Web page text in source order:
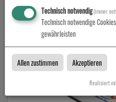
Acrylglas - 3 mmTechnisch notwendig(immer
Technisch notwendige
gewährleisten
Allen zustimmen Akzeptieren
Realisiert